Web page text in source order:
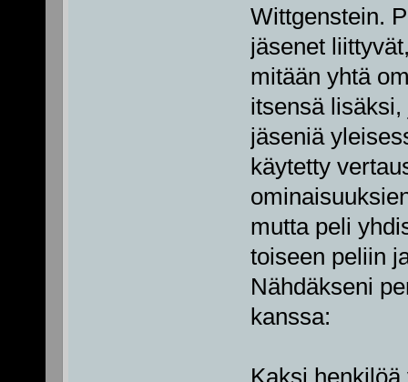
Wittgenstein.
jäsenet
mitään yhtä
itsensä
jäseniä
käytetty
mutta peli
toiseen peliin
Nähdäkseni
kanssa:
Kaksi